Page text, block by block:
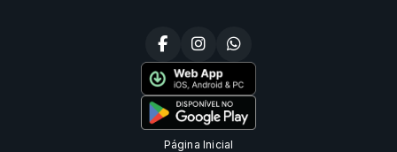
Página Inicial